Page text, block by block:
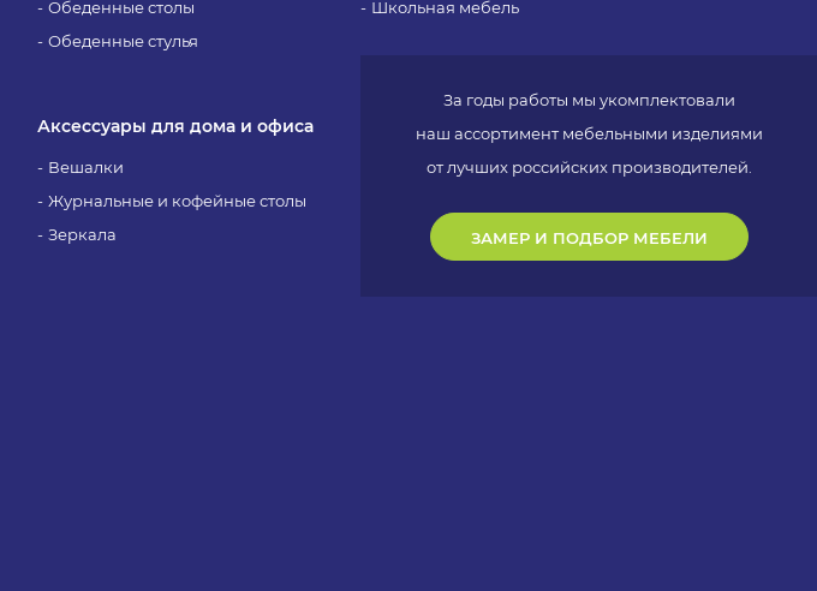
Обеденные столы
Обеденные стулья
Аксессуары для дома и офиса
Вешалки
Журнальные и кофейные столы
Зеркала
Школьная мебель
За годы работы мы укомплектовали
наш ассортимент мебельными изделиями
от лучших российских производителей.
ЗАМЕР И ПОДБОР МЕБЕЛИ